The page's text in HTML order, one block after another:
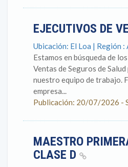
EJECUTIVOS DE
Ubicación: El Loa | Región
Estamos en búsqueda de
Ventas de Seguros de
nuestro equipo de trabajo.
empresa...
Publicación: 20/07/2026 -
MAESTRO
CLASE D